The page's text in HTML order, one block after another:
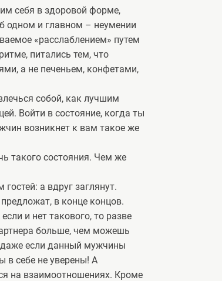
себя в здоровой форме,
одном и главном – неумении
«расслаблением» путем
питались тем, что
а не печеньем, конфетами,
собой, как лучшим
Войти в состояние, когда ты
возникнет к вам такое же
такого состояния. Чем же
а вдруг заглянут.
в конце концов.
и нет такового, то разве
больше, чем можешь
даже если данный мужчины
в себе не уверены! А
на взаимоотношениях. Кроме